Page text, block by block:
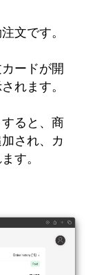
文です。
ードが開
れます。
ると、商
され、カ
す。